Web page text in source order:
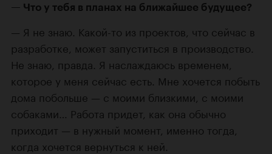
Что у тебя в планах на ближайшее будущее?
Я не знаю. Какой-то из проектов, что сейчас в
разработке, может запуститься в производство.
Не знаю, правда. Я наслаждаюсь временем,
которое у меня сейчас есть. Мне хочется побыть
дома побольше — с моими близкими, с моими
собаками… Работа придет, как она обычно
приходит — в нужный момент, именно тогда,
когда хочется вернуться к ней.